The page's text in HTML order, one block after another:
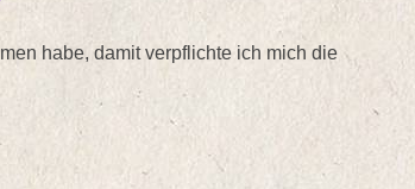
habe, damit verpflichte ich mich die